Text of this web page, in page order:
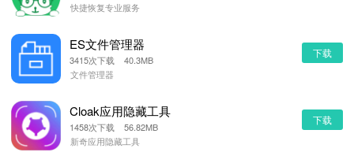
快捷恢复专业服务
ES文件管理器
3415次下载 40.3MB
文件管理器
下载
Cloak应用隐藏工具
1458次下载 56.82MB
新奇应用隐藏工具
下载